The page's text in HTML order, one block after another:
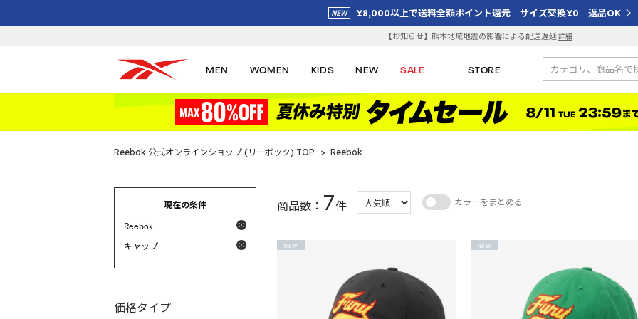
¥8,000以上で送料全額ポイント還元 サイズ交換¥0 返品OK
【お知らせ】熊本地域地震の影響による配送遅延詳細
MEN WOMEN KIDS NEW SALE STORE
Reebok 公式オンラインショップ (リーボック) TOP > Reebok
現在の条件
Reebok
キャップ
価格タイプ
商品数： 7件 カラーをまとめる
NEW NEW